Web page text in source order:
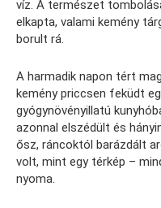
víz. A természet
elkapta, valami kemény
borult rá.
A harmadik napon tért
kemény priccsen feküdt
gyógynövényillatú
azonnal elszédült és
ősz, ráncoktól barázdált
volt, mint egy térkép –
nyoma.